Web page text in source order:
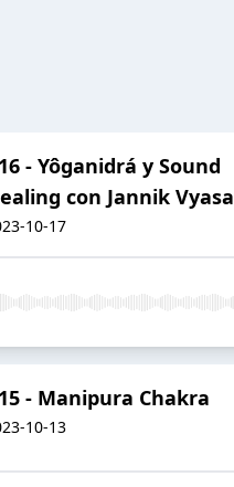
- Yôganidrá y Sound
con Jannik Vyasa
10-17
- Manipura Chakra
10-13